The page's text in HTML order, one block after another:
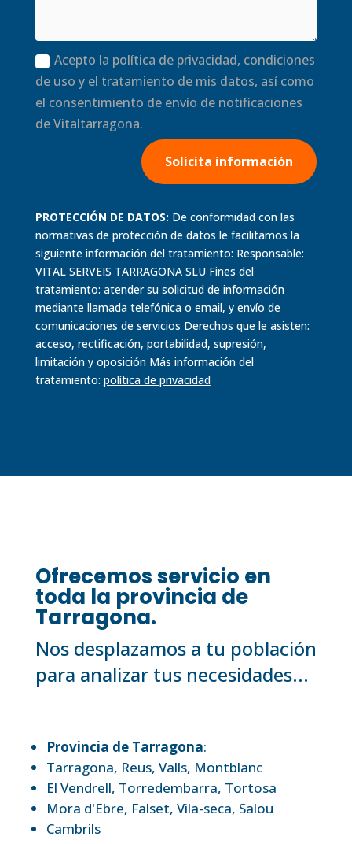
Acepto la política de privacidad, condiciones
de uso y el tratamiento de mis datos, así como
el consentimiento de envío de notificaciones
de Vitaltarragona.
Solicita información
PROTECCIÓN DE DATOS: De conformidad con las
normativas de protección de datos le facilitamos la
siguiente información del tratamiento: Responsable:
VITAL SERVEIS TARRAGONA SLU Fines del
tratamiento: atender su solicitud de información
mediante llamada telefónica o email, y envío de
comunicaciones de servicios Derechos que le asisten:
acceso, rectificación, portabilidad, supresión,
limitación y oposición Más información del
tratamiento: política deprivacidad
Ofrecemos servicio en
toda la provincia de
Tarragona.
Nos desplazamos a tu población
para analizar tus necesidades...
Provincia de Tarragona:
Tarragona, Reus, Valls, Montblanc
El Vendrell, Torredembarra, Tortosa
Mora d'Ebre, Falset, Vila-seca, Salou
Cambrils